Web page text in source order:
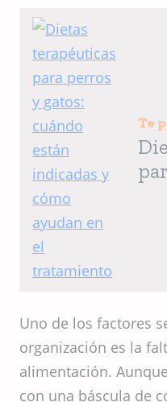
Te
Uno de los factores
organización es la
alimentación.
con una báscula de